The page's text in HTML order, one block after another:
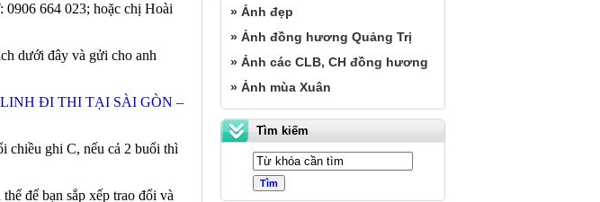
664 023; hoặc chị Hoài
dưới đây và gửi cho anh
ĐI THI TẠI SÀI GÒN –
chiều ghi C, nếu cả 2 buổi thì
để bạn sắp xếp trao đổi và
» Ảnh đẹp
» Ảnh đồng hương Quảng Trị
» Ảnh các CLB, CH đồng hương
» Ảnh mùa Xuân
Tìm kiếm